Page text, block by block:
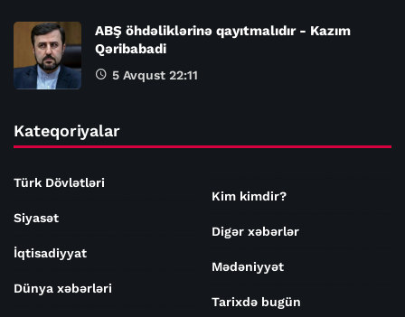
ABŞ öhdəliklərinə qayıtmalıdır - Kazım
Qəribabadi
5 Avqust 22:11
Kateqoriyalar
Türk Dövlətləri
Siyasət
İqtisadiyyat
Dünya xəbərləri
Kim kimdir?
Digər xəbərlər
Mədəniyyət
Tarixdə bugün